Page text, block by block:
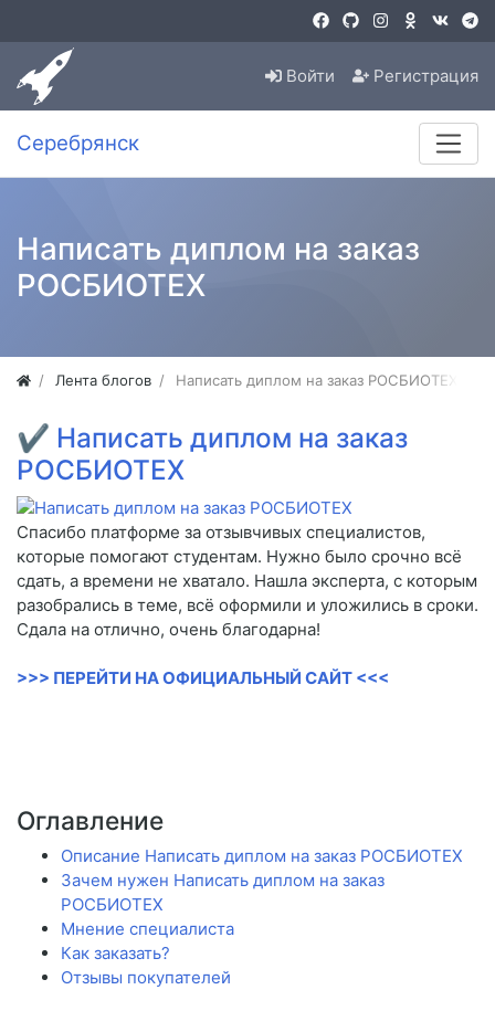
Войти Регистрация
Серебрянск
Написать диплом на заказ
РОСБИОТЕХ
Лента блогов Написать диплом на заказ РОСБИОТЕХ
✔ Написать диплом на заказ
РОСБИОТЕХ
Спасибо платформе за отзывчивых специалистов,
которые помогают студентам. Нужно было срочно всё
сдать, а времени не хватало. Нашла эксперта, с которым
разобрались в теме, всё оформили и уложились в сроки.
Сдала на отлично, очень благодарна!
>>> ПЕРЕЙТИ НА ОФИЦИАЛЬНЫЙ САЙТ <<<
Оглавление
Описание Написать диплом на заказ РОСБИОТЕХ
Зачем нужен Написать диплом на заказ
РОСБИОТЕХ
Мнение специалиста
Как заказать?
Отзывы покупателей